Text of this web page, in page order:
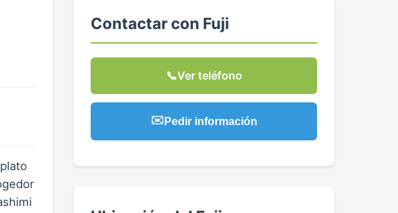
Contactar con Fuji
📞Ver teléfono
✉️ Pedir información